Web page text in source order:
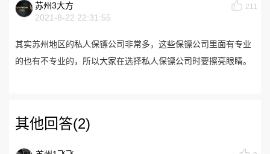
苏州3大方
2021-8-22 22:31:55
211
其实苏州地区的私人保镖公司非常多，这些保镖公司里面有专业
的也有不专业的，所以大家在选择私人保镖公司时要擦亮眼睛。
其他回答(2)